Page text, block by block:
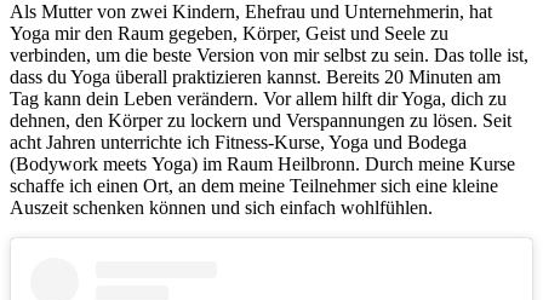
Als Mutter von zwei Kindern, Ehefrau und Unternehmerin, hat
Yoga mir den Raum gegeben, Körper, Geist und Seele zu
verbinden, um die beste Version von mir selbst zu sein. Das tolle ist,
dass du Yoga überall praktizieren kannst. Bereits 20 Minuten am
Tag kann dein Leben verändern. Vor allem hilft dir Yoga, dich zu
dehnen, den Körper zu lockern und Verspannungen zu lösen. Seit
acht Jahren unterrichte ich Fitness-Kurse, Yoga und Bodega
(Bodywork meets Yoga) im Raum Heilbronn. Durch meine Kurse
schaffe ich einen Ort, an dem meine Teilnehmer sich eine kleine
Auszeit schenken können und sich einfach wohlfühlen.